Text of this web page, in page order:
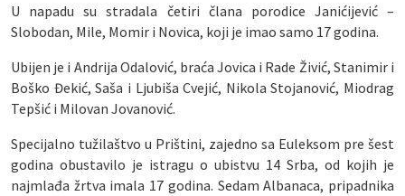
U napadu su stradala četiri člana porodice Janićijević –
Slobodan, Mile, Momir i Novica, koji je imao samo 17 godina.
Ubijen je i Andrija Odalović, braća Jovica i Rade Živić, Stanimir i
Boško Đekić, Saša i Ljubiša Cvejić, Nikola Stojanović, Miodrag
Tepšić i Milovan Jovanović.
Specijalno tužilaštvo u Prištini, zajedno sa Euleksom pre šest
godina obustavilo je istragu o ubistvu 14 Srba, od kojih je
najmlađa žrtva imala 17 godina. Sedam Albanaca, pripadnika